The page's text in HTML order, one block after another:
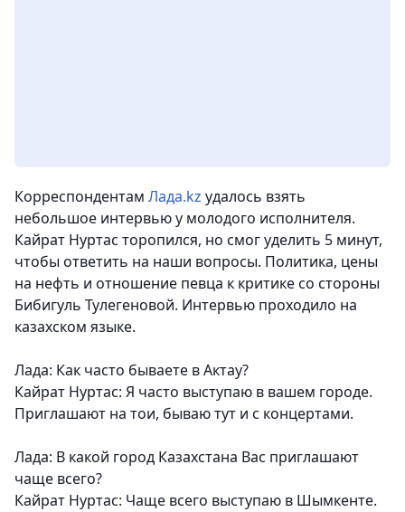
Корреспондентам Лада.kz удалось взять
небольшое интервью у молодого исполнителя.
Кайрат Нуртас торопился, но смог уделить 5 минут,
чтобы ответить на наши вопросы. Политика, цены
на нефть и отношение певца к критике со стороны
Бибигуль Тулегеновой. Интервью проходило на
казахском языке.
Лада: Как часто бываете в Актау?
Кайрат Нуртас: Я часто выступаю в вашем городе.
Приглашают на тои, бываю тут и с концертами.
Лада: В какой город Казахстана Вас приглашают
чаще всего?
Кайрат Нуртас: Чаще всего выступаю в Шымкенте.